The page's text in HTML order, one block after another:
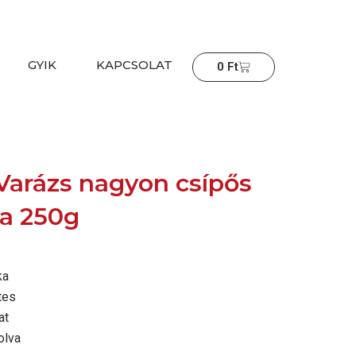
0 FtCart
GYIK KAPCSOLAT
nagyon csípős
250g